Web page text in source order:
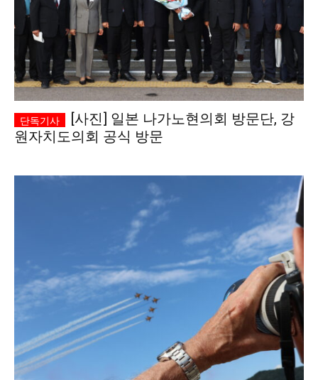
[사진] 일본 나가노현의회 방문단, 강
원자치도의회 공식 방문